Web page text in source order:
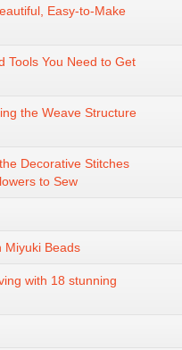
Easy-to-Make
Tools You Need to Get
the Weave Structure
Decorative Stitches
to Sew
Miyuki Beads
with 18 stunning